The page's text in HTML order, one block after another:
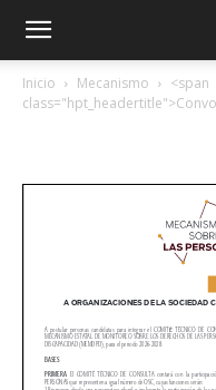
Inicio Mecanismo
<span